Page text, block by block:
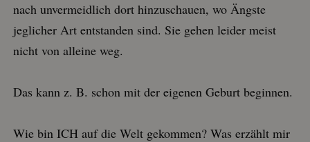
nach unvermeidlich dort hinzuschauen, wo Ängste
jeglicher Art entstanden sind. Sie gehen leider meist
nicht von alleine weg.
Das kann z. B. schon mit der eigenen Geburt beginnen.
Wie bin ICH auf die Welt gekommen? Was erzählt mir